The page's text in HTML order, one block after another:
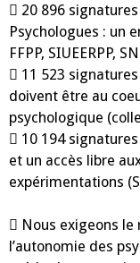
 20 896
Psychologues : un
FFPP, SIUEERPP,
 11 523
doivent être au
psychologique
 10 194
et un accès libre
expérimentations
 Nous exigeons le
l’autonomie des